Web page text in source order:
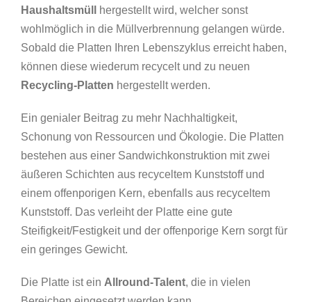
Haushaltsmüll
hergestellt wird, welcher sonst
wohlmöglich in die Müllverbrennung gelangen würde.
Sobald die Platten Ihren Lebenszyklus erreicht haben,
können diese wiederum recycelt und zu neuen
Recycling-Platten hergestellt werden.
Ein genialer Beitrag zu mehr Nachhaltigkeit,
Schonung von Ressourcen und Ökologie. Die Platten
bestehen aus einer Sandwichkonstruktion mit zwei
äußeren Schichten aus recyceltem Kunststoff und
einem offenporigen Kern, ebenfalls aus recyceltem
Kunststoff. Das verleiht der Platte eine gute
Steifigkeit/Festigkeit und der offenporige Kern sorgt für
ein geringes Gewicht.
Die Platte ist ein Allround-Talent, die in vielen